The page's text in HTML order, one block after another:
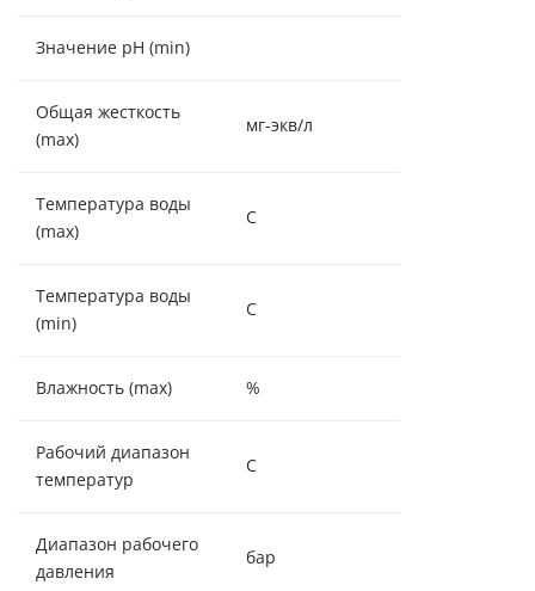
Значение pH (min)
Общая жесткость
(max)
мг-экв/л
Температура воды
(max)
C
Температура воды
(min)
С
Влажность (max) %
Рабочий диапазон
температур
С
Диапазон рабочего
давления
бар